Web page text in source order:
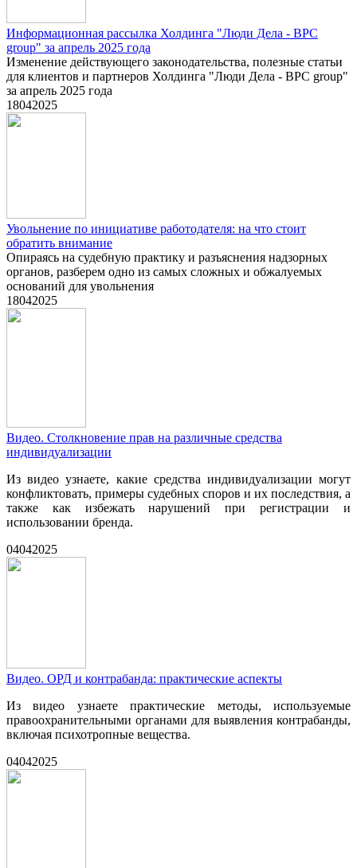
Информационная рассылка Холдинга "Люди Дела - BPC
group" за апрель 2025 года
Изменение действующего законодательства, полезные статьи
для клиентов и партнеров Холдинга "Люди Дела - BPC group"
за апрель 2025 года
18042025
Увольнение по инициативе работодателя: на что стоит
обратить внимание
Опираясь на судебную практику и разъяснения надзорных
органов, разберем одно из самых сложных и обжалуемых
оснований для увольнения
18042025
Видео. Столкновение прав на различные средства
индивидуализации
Из видео узнаете, какие средства индивидуализации могут
конфликтовать, примеры судебных споров и их последствия, а
также как избежать нарушений при регистрации и
использовании бренда.
04042025
Видео. ОРД и контрабанда: практические аспекты
Из видео узнаете практические методы, используемые
правоохранительными органами для выявления контрабанды,
включая психотропные вещества.
04042025